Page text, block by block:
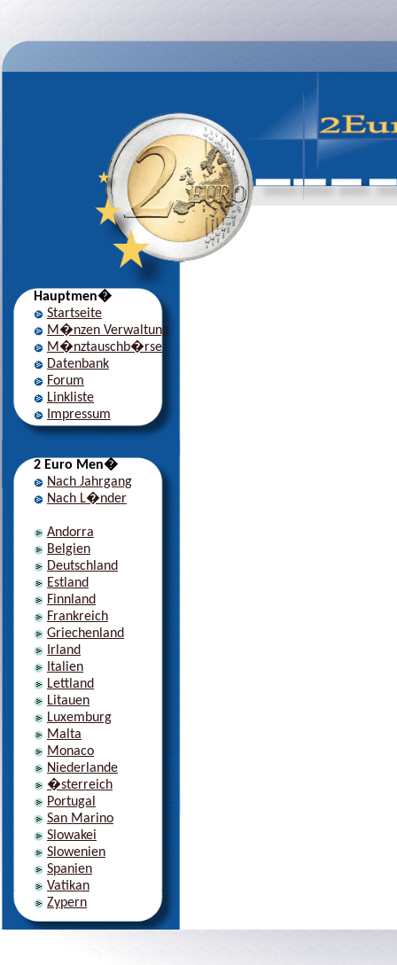
Hauptmen�
Startseite
M�nzen Verwaltung
M�nztauschb�rse
Datenbank
Forum
Linkliste
Impressum
2 Euro Men�
Nach Jahrgang
Nach L�nder
Andorra
Belgien
Deutschland
Estland
Finnland
Frankreich
Griechenland
Irland
Italien
Lettland
Litauen
Luxemburg
Malta
Monaco
Niederlande
�sterreich
Portugal
San Marino
Slowakei
Slowenien
Spanien
Vatikan
Zypern